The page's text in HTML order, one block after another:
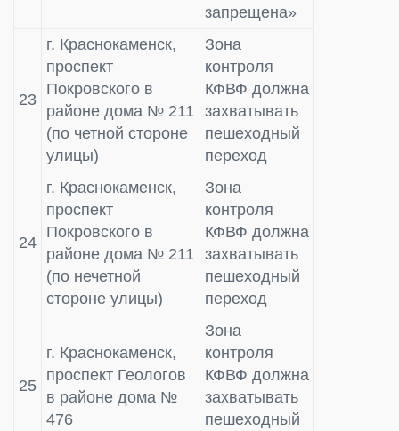
запрещена»
23
г. Краснокаменск,
проспект
Покровского в
районе дома № 211
(по четной стороне
улицы)
Зона
контроля
КФВФ должна
захватывать
пешеходный
переход
24
г. Краснокаменск,
проспект
Покровского в
районе дома № 211
(по нечетной
стороне улицы)
Зона
контроля
КФВФ должна
захватывать
пешеходный
переход
25
г. Краснокаменск,
проспект Геологов
в районе дома №
476
Зона
контроля
КФВФ должна
захватывать
пешеходный